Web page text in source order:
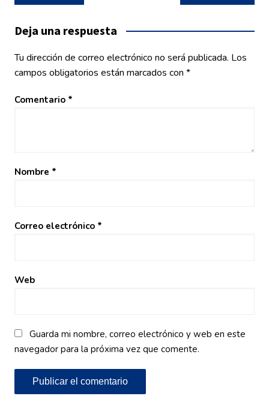
de
entradas
Deja una respuesta
Tu dirección de correo electrónico no será publicada. Los
campos obligatorios están marcados con *
Comentario *
Nombre *
Correo electrónico *
Web
Guarda mi nombre, correo electrónico y web en este
navegador para la próxima vez que comente.